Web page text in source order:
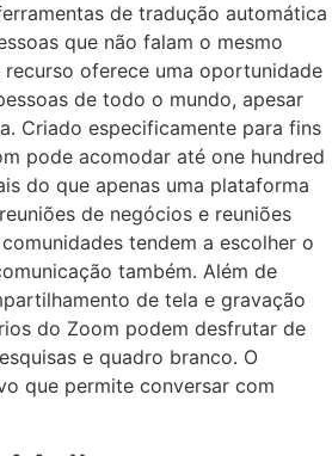
de tradução automática
que não falam o mesmo
recurso oferece uma oportunidade
de todo o mundo, apesar
Criado especificamente para fins
pode acomodar até one hundred
do que apenas uma plataforma
de negócios e reuniões
tendem a escolher o
também. Além de
de tela e gravação
do Zoom podem desfrutar de
e quadro branco. O
que permite conversar com